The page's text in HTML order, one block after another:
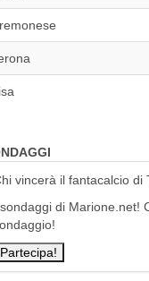
vincerà il fantacalcio di
di Marione.net!